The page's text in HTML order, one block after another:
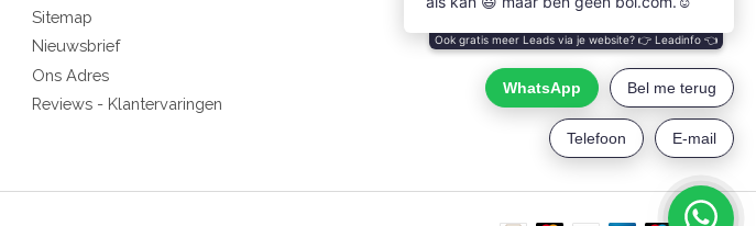
Sitemap
Nieuwsbrief
Ons Adres
Reviews - Klantervaringen